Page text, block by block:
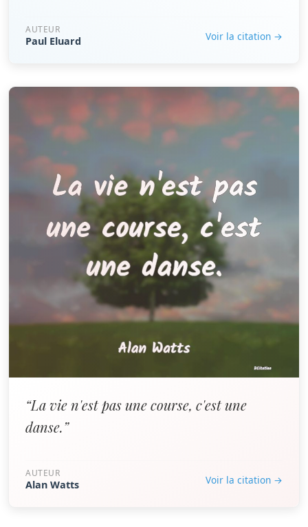
AUTEUR
Paul Eluard Voir la citation →
“La vie n'est pas une course, c'est une
danse.”
AUTEUR
Alan Watts Voir la citation →